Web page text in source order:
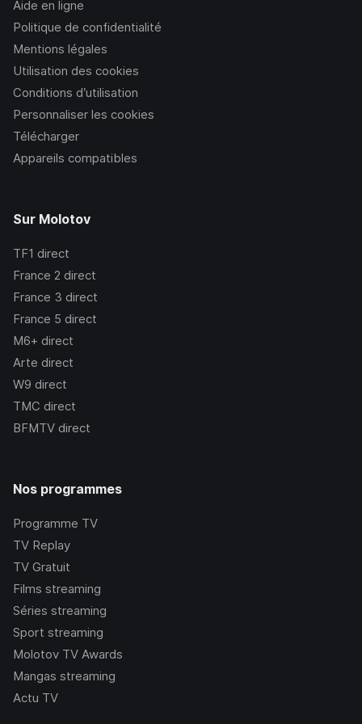
Aide en ligne
Politique de confidentialité
Mentions légales
Utilisation des cookies
Conditions d’utilisation
Personnaliser les cookies
Télécharger
Appareils compatibles
Sur Molotov
TF1 direct
France 2 direct
France 3 direct
France 5 direct
M6+ direct
Arte direct
W9 direct
TMC direct
BFMTV direct
Nos programmes
Programme TV
TV Replay
TV Gratuit
Films streaming
Séries streaming
Sport streaming
Molotov TV Awards
Mangas streaming
Actu TV